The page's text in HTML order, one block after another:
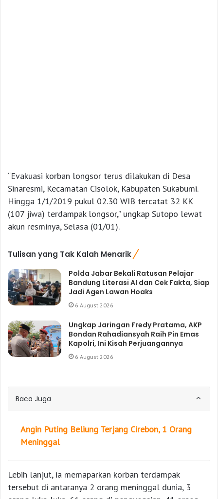
“Evakuasi korban longsor terus dilakukan di Desa
Sinaresmi, Kecamatan Cisolok, Kabupaten Sukabumi.
Hingga 1/1/2019 pukul 02.30 WIB tercatat 32 KK
(107 jiwa) terdampak longsor,” ungkap Sutopo lewat
akun resminya, Selasa (01/01).
Tulisan yang Tak Kalah Menarik
Polda Jabar Bekali Ratusan Pelajar
Bandung Literasi AI dan Cek Fakta, Siap
Jadi Agen Lawan Hoaks
6 August 2026
Ungkap Jaringan Fredy Pratama, AKP
Bondan Rahadiansyah Raih Pin Emas
Kapolri, Ini Kisah Perjuangannya
6 August 2026
Baca Juga
Angin Puting Beliung Terjang Cirebon, 1 Orang
Meninggal
Lebih lanjut, ia memaparkan korban terdampak
tersebut di antaranya 2 orang meninggal dunia, 3